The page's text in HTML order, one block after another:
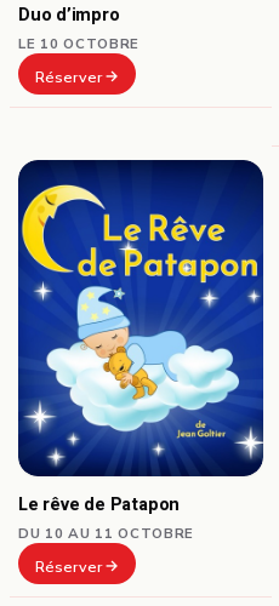
Duo d’impro
LE 10 OCTOBRE
Réserver
Le rêve de Patapon
DU 10 AU 11 OCTOBRE
Réserver